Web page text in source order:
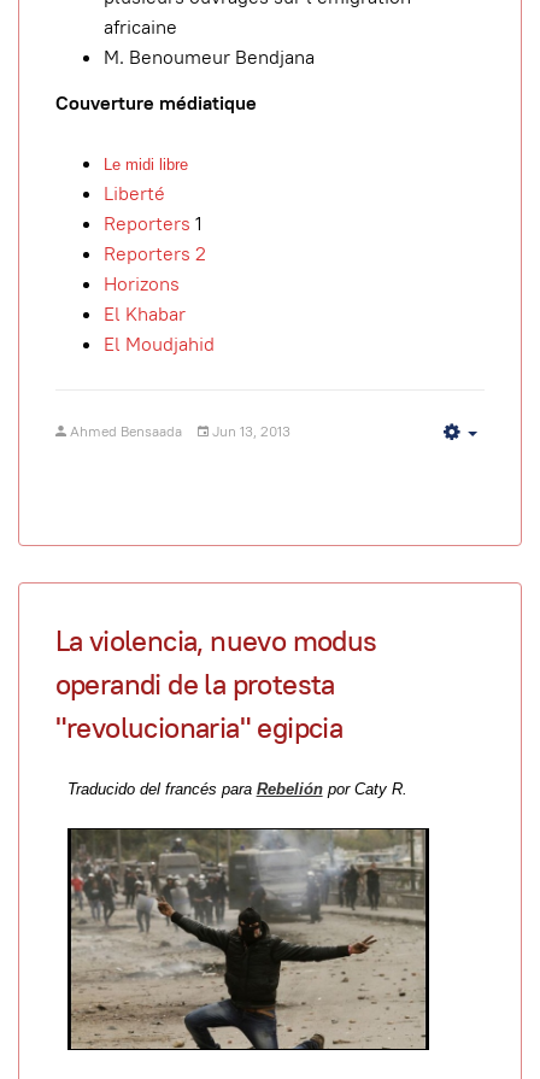
africaine
M. Benoumeur Bendjana
Couverture médiatique
Le midi libre
Liberté
Reporters 1
Reporters 2
Horizons
El Khabar
El Moudjahid
Ahmed Bensaada Jun 13, 2013
La violencia, nuevo modus
operandi de la protesta
"revolucionaria" egipcia
Traducido del francés para Rebelión por Caty R.